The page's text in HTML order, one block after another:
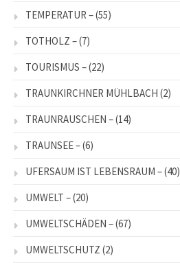
TEMPERATUR –(55)
TOTHOLZ –(7)
TOURISMUS –(22)
TRAUNKIRCHNER MÜHLBACH (2)
TRAUNRAUSCHEN –(14)
TRAUNSEE –(6)
UFERSAUM IST LEBENSRAUM –(40)
UMWELT –(20)
UMWELTSCHÄDEN –(67)
UMWELTSCHUTZ (2)